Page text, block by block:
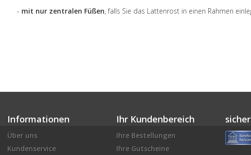
- mit nur zentralen Füßen, falls Sie das Lattenrost in einen Rahmen
Informationen
Über uns
Kundenservice
Ihr Kundenbereich
Ihre Bestellungen
Ihre Gutscheine